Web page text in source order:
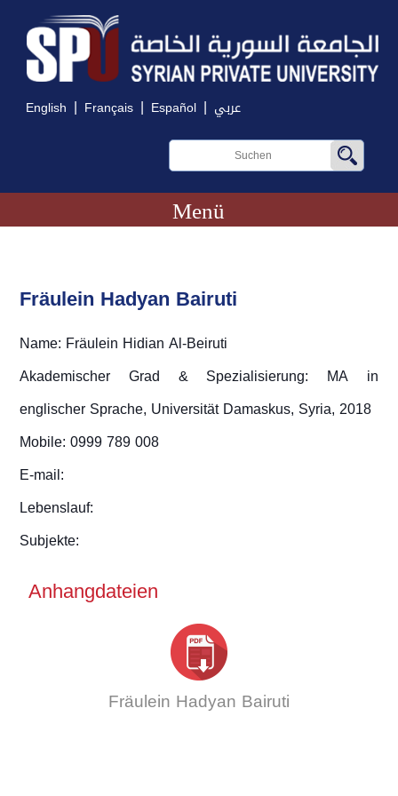
English | Français | Español | عربي
Menü
Fräulein Hadyan Bairuti
Name: Fräulein Hidian Al-Beiruti
Akademischer Grad & Spezialisierung: MA in
englischer Sprache, Universität Damaskus, Syria, 2018
Mobile: 0999 789 008
E-mail:
Lebenslauf:
Subjekte:
Anhangdateien
Fräulein Hadyan Bairuti